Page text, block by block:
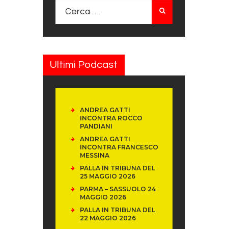
Ultimi Podcast
ANDREA GATTI
INCONTRA ROCCO
PANDIANI
ANDREA GATTI
INCONTRA FRANCESCO
MESSINA
PALLA IN TRIBUNA DEL
25 MAGGIO 2026
PARMA – SASSUOLO 24
MAGGIO 2026
PALLA IN TRIBUNA DEL
22 MAGGIO 2026